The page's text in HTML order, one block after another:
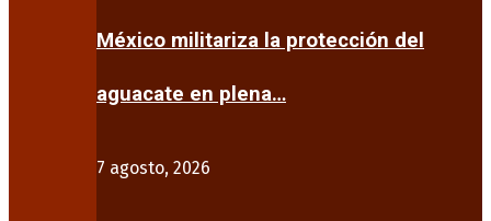
México militariza la protección del
aguacate en plena…
7 agosto, 2026